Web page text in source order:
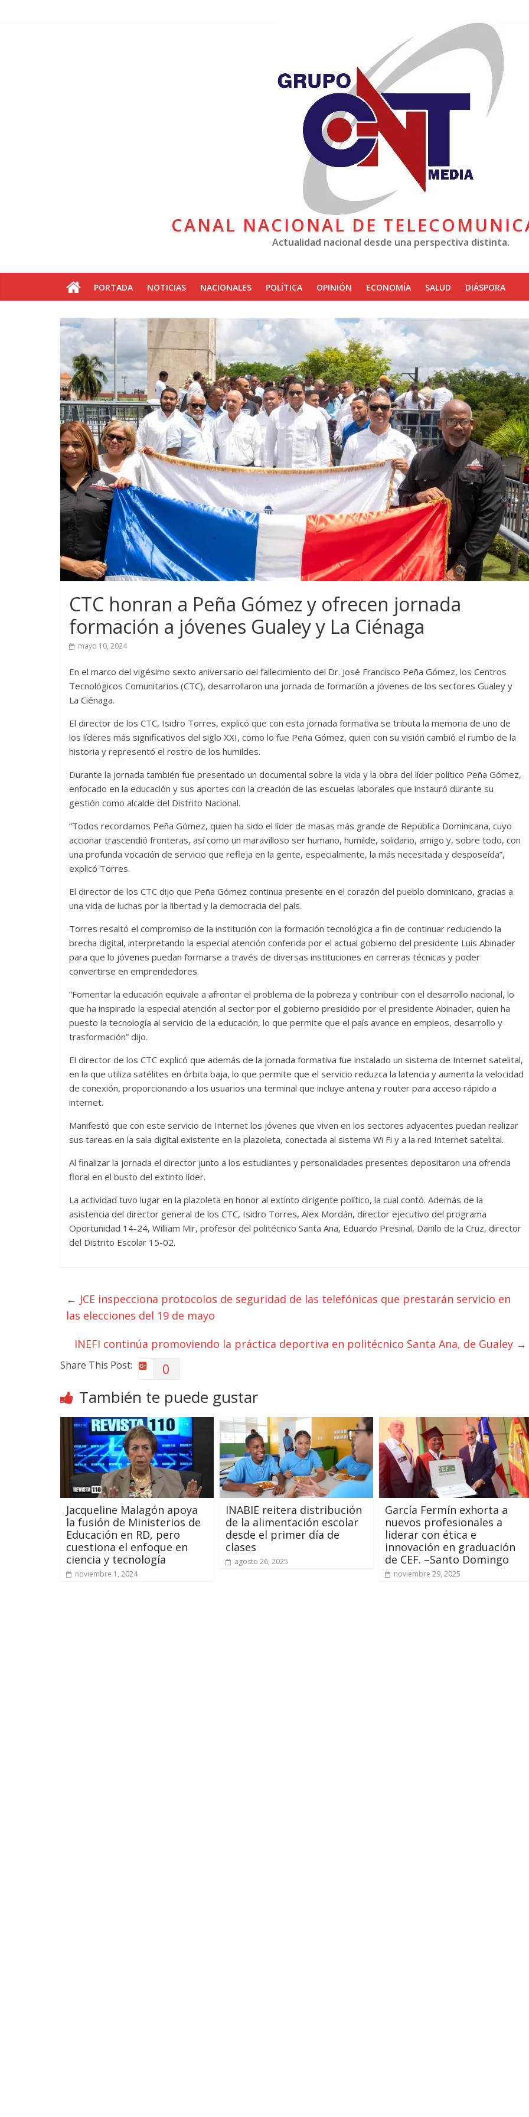
CANAL NACIONAL DE
Actualidad nacional desde una perspectiva distinta.
PORTADA NOTICIAS NACIONALES POLÍTICA OPINIÓN ECONOMÍA SALUD DIÁSPORA
CTC honran a Peña Gómez y ofrecen jornada
formación a jóvenes Gualey y La Ciénaga
mayo 10, 2024
En el marco del vigésimo sexto aniversario del fallecimiento del Dr. José Francisco Peña Gómez, los Centros
Tecnológicos Comunitarios (CTC), desarrollaron una jornada de formación a jóvenes de los sectores Gualey y
La Ciénaga.
El director de los CTC, Isidro Torres, explicó que con esta jornada formativa se tributa la memoria de uno de
los líderes más significativos del siglo XXI, como lo fue Peña Gómez, quien con su visión cambió el rumbo de la
historia y representó el rostro de los humildes.
Durante la jornada también fue presentado un documental sobre la vida y la obra del líder político Peña Gómez,
enfocado en la educación y sus aportes con la creación de las escuelas laborales que instauró durante su
gestión como alcalde del Distrito Nacional.
“Todos recordamos Peña Gómez, quien ha sido el líder de masas más grande de República Dominicana, cuyo
accionar trascendió fronteras, así como un maravilloso ser humano, humilde, solidario, amigo y, sobre todo, con
una profunda vocación de servicio que refleja en la gente, especialmente, la más necesitada y desposeída”,
explicó Torres.
El director de los CTC dijo que Peña Gómez continua presente en el corazón del pueblo dominicano, gracias a
una vida de luchas por la libertad y la democracia del país.
Torres resaltó el compromiso de la institución con la formación tecnológica a fin de continuar reduciendo la
brecha digital, interpretando la especial atención conferida por el actual gobierno del presidente Luís Abinader
para que lo jóvenes puedan formarse a través de diversas instituciones en carreras técnicas y poder
convertirse en emprendedores.
“Fomentar la educación equivale a afrontar el problema de la pobreza y contribuir con el desarrollo nacional, lo
que ha inspirado la especial atención al sector por el gobierno presidido por el presidente Abinader, quien ha
puesto la tecnología al servicio de la educación, lo que permite que el país avance en empleos, desarrollo y
trasformación” dijo.
El director de los CTC explicó que además de la jornada formativa fue instalado un sistema de Internet satelital,
en la que utiliza satélites en órbita baja, lo que permite que el servicio reduzca la latencia y aumenta la velocidad
de conexión, proporcionando a los usuarios una terminal que incluye antena y router para acceso rápido a
internet.
Manifestó que con este servicio de Internet los jóvenes que viven en los sectores adyacentes puedan realizar
sus tareas en la sala digital existente en la plazoleta, conectada al sistema Wi Fi y a la red Internet satelital.
Al finalizar la jornada el director junto a los estudiantes y personalidades presentes depositaron una ofrenda
floral en el busto del extinto líder.
La actividad tuvo lugar en la plazoleta en honor al extinto dirigente político, la cual contó. Además de la
asistencia del director general de los CTC, Isidro Torres, Alex Mordán, director ejecutivo del programa
Oportunidad 14-24, William Mir, profesor del politécnico Santa Ana, Eduardo Presinal, Danilo de la Cruz, director
del Distrito Escolar 15-02.
← JCE inspecciona protocolos de seguridad de las telefónicas que prestarán servicio en
las elecciones del 19 de mayo
INEFI continúa promoviendo la práctica deportiva en politécnico Santa Ana, de Gualey →
Share This Post: 0
También te puede gustar
Jacqueline Malagón apoya
la fusión de Ministerios de
Educación en RD, pero
cuestiona el enfoque en
ciencia y tecnología
noviembre 1, 2024
INABIE reitera distribución
de la alimentación escolar
desde el primer día de
clases
agosto 26, 2025
García Fermín exhorta a
nuevos profesionales a
liderar con ética e
innovación en graduación
de CEF. –Santo Domingo
noviembre 29, 2025